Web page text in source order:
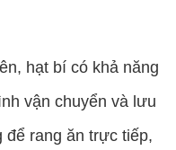
hạt bí có khả năng
vận chuyển và lưu
rang ăn trực tiếp,